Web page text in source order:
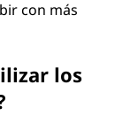
con más
los